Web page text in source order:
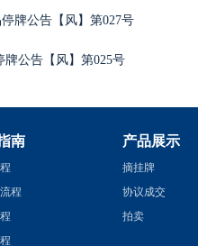
牌公告【风】第027号
牌公告【风】第025号
南
程
产品展示
摘挂牌
协议成交
拍卖